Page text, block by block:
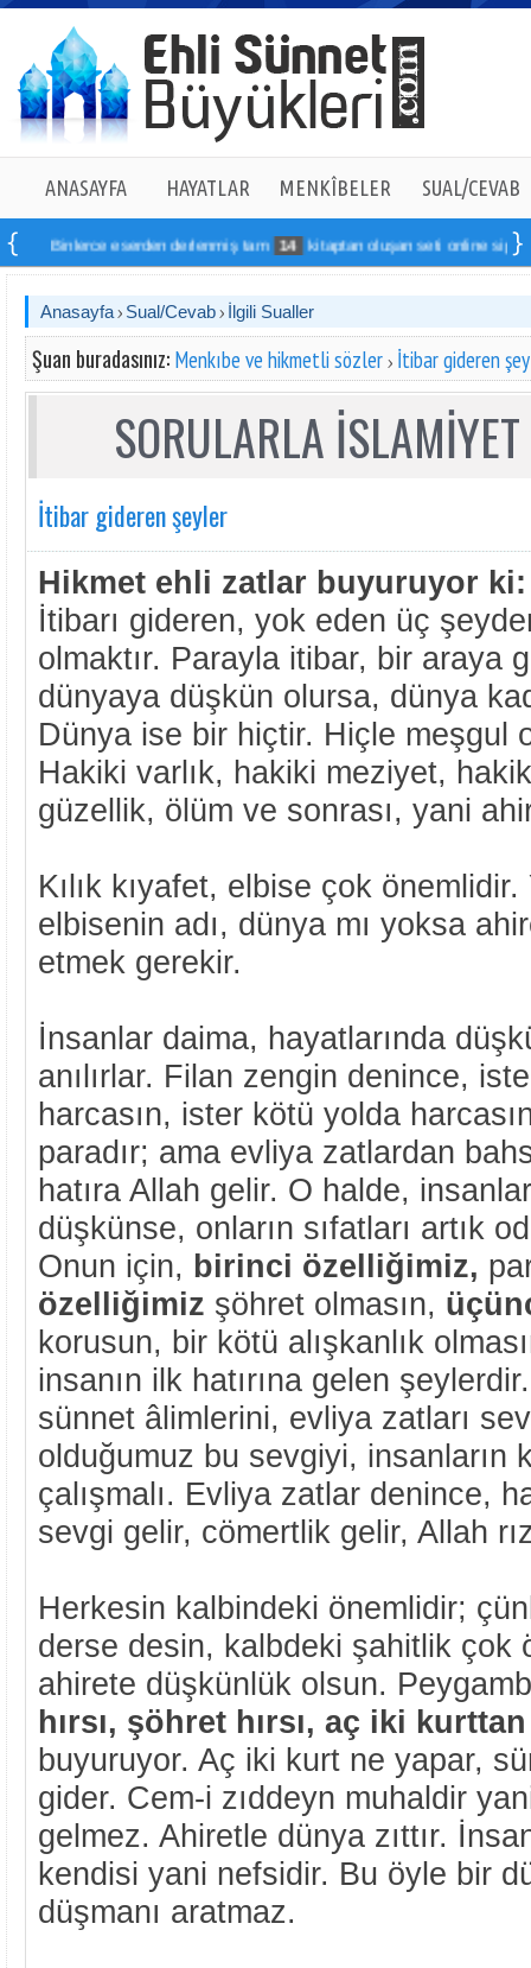
ANASAYFA HAYATLAR MENKÎBELER SUAL/CEVAB
Binlerce eserden derlenmiş tam 14 kitaptan oluşan seti online sipariş
Anasayfa Sual/Cevab İlgili Sualler
Şuan buradasınız: Menkıbe ve hikmetli sözler İtibar gideren
SORULARLA
İtibar gideren şeyler
Hikmet ehli zatlar buyuruyor ki:
İtibarı gideren, yok eden üç
olmaktır. Parayla itibar, bir araya
dünyaya düşkün olursa, dünya
Dünya ise bir hiçtir. Hiçle meşgul
Hakiki varlık, hakiki meziyet,
güzellik, ölüm ve sonrası, yani
Kılık kıyafet, elbise çok
elbisenin adı, dünya mı yoksa
etmek gerekir.
İnsanlar daima, hayatlarında
anılırlar. Filan zengin denince,
harcasın, ister kötü yolda
paradır; ama evliya zatlardan
hatıra Allah gelir. O halde,
düşkünse, onların sıfatları artık
Onun için, birinci özelliğimiz,
özelliğimiz şöhret olmasın,
korusun, bir kötü alışkanlık
insanın ilk hatırına gelen
sünnet âlimlerini, evliya zatları
olduğumuz bu sevgiyi, insanların
çalışmalı. Evliya zatlar denince,
sevgi gelir, cömertlik gelir, Allah
Herkesin kalbindeki önemlidir;
derse desin, kalbdeki şahitlik çok
ahirete düşkünlük olsun.
hırsı, şöhret hırsı, aç iki
buyuruyor. Aç iki kurt ne yapar,
gider. Cem-i zıddeyn muhaldir
gelmez. Ahiretle dünya zıttır.
kendisi yani nefsidir. Bu öyle bir
düşmanı aratmaz.